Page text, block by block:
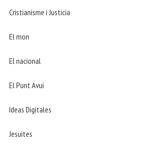
Cristianisme i Justicia
El mon
El nacional
El Punt Avui
Ideas Digitales
Jesuites